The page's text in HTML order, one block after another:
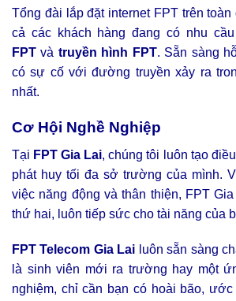
Tổng đài lắp đặt internet FPT trên
cả các khách hàng đang có nhu
FPT và truyền hình FPT. Sẵn sàng
có sự cố với đường truyền xảy ra
nhất.
Cơ Hội Nghề Nghiệp
Tại FPT Gia Lai, chúng tôi luôn tạo
phát huy tối đa sở trường của mình.
việc năng động và thân thiện, FPT
thứ hai, luôn tiếp sức cho tài năng của
FPT Telecom Gia Lai luôn sẵn sàng
là sinh viên mới ra trường hay một
nghiệm, chỉ cần bạn có hoài bão,